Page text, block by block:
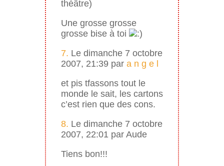
théâtre)
Une grosse grosse
grosse bise à toi
7. Le dimanche 7 octobre
2007, 21:39 par a n g e l
et pis tfassons tout le
monde le sait, les cartons
c’est rien que des cons.
8. Le dimanche 7 octobre
2007, 22:01 par Aude
Tiens bon!!!